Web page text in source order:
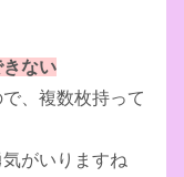
ない
、複数枚持って
がいりますね